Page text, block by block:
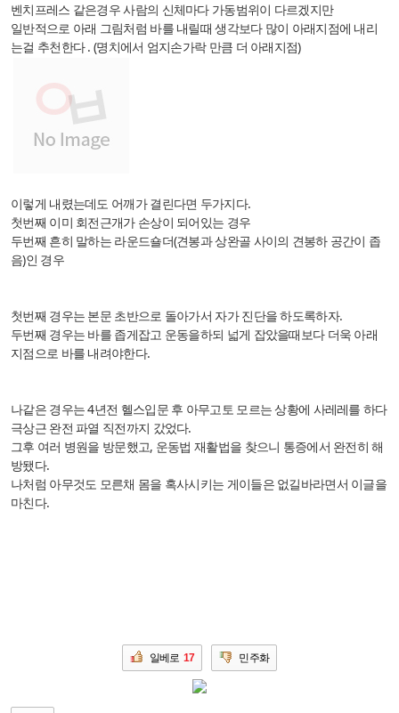
벤치프레스 같은경우 사람의 신체마다 가동범위이 다르겠지만
일반적으로 아래 그림처럼 바를 내릴때 생각보다 많이 아래지점에 내리
는걸 추천한다 . (명치에서 엄지손가락 만큼 더 아래지점)
이렇게 내렸는데도 어깨가 결린다면 두가지다.
첫번째 이미 회전근개가 손상이 되어있는 경우
두번째 흔히 말하는 라운드숄더(견봉과 상완골 사이의 견봉하 공간이 좁
음)인 경우
첫번째 경우는 본문 초반으로 돌아가서 자가 진단을 하도록하자.
두번째 경우는 바를 좁게잡고 운동을하되 넓게 잡았을때보다 더욱 아래
지점으로 바를 내려야한다.
나같은 경우는 4년전 헬스입문 후 아무고토 모르는 상황에 사레레를 하다
극상근 완전 파열 직전까지 갔었다.
그후 여러 병원을 방문했고, 운동법 재활법을 찾으니 통증에서 완전히 해
방됐다.
나처럼 아무것도 모른채 몸을 혹사시키는 게이들은 없길바라면서 이글을
마친다.
일베로 17 민주화